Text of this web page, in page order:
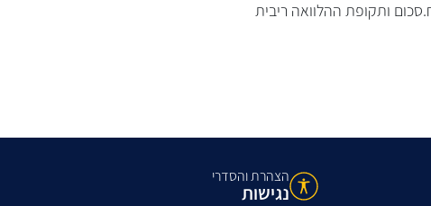
ותקופת ההלוואה ריבית
הצהרת והסדרי
נגישות